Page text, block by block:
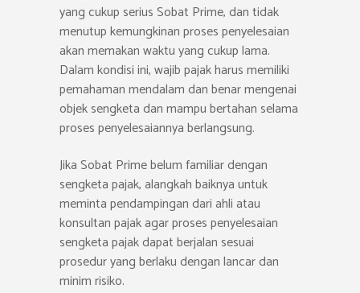
yang cukup serius Sobat Prime, dan tidak
menutup kemungkinan proses penyelesaian
akan memakan waktu yang cukup lama.
Dalam kondisi ini, wajib pajak harus memiliki
pemahaman mendalam dan benar mengenai
objek sengketa dan mampu bertahan selama
proses penyelesaiannya berlangsung.
Jika Sobat Prime belum familiar dengan
sengketa pajak, alangkah baiknya untuk
meminta pendampingan dari ahli atau
konsultan pajak agar proses penyelesaian
sengketa pajak dapat berjalan sesuai
prosedur yang berlaku dengan lancar dan
minim risiko.